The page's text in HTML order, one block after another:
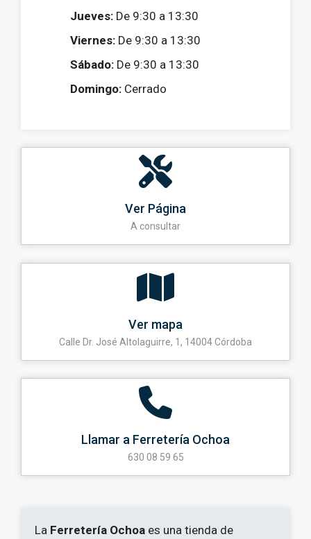
Jueves: De 9:30 a 13:30
Viernes: De 9:30 a 13:30
Sábado: De 9:30 a 13:30
Domingo: Cerrado
Ver Página
A consultar
Ver mapa
Calle Dr. José Altolaguirre, 1, 14004 Córdoba
Llamar a Ferretería Ochoa
630 08 59 65
La Ferretería Ochoa es una tienda de